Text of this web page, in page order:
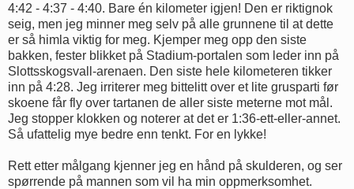
4:42 - 4:37 - 4:40. Bare én kilometer igjen! Den er riktignok
seig, men jeg minner meg selv på alle grunnene til at dette
er så himla viktig for meg. Kjemper meg opp den siste
bakken, fester blikket på Stadium-portalen som leder inn på
Slottsskogsvall-arenaen. Den siste hele kilometeren tikker
inn på 4:28. Jeg irriterer meg bittelitt over et lite grusparti før
skoene får fly over tartanen de aller siste meterne mot mål.
Jeg stopper klokken og noterer at det er 1:36-ett-eller-annet.
Så ufattelig mye bedre enn tenkt. For en lykke!
Rett etter målgang kjenner jeg en hånd på skulderen, og ser
spørrende på mannen som vil ha min oppmerksomhet.